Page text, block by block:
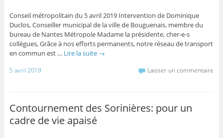
Conseil métropolitain du 5 avril 2019 Intervention de Dominique
Duclos, Conseiller municipal de la ville de Bouguenais, membre du
bureau de Nantes Métropole Madame la présidente, cher-e-s
collègues, Grâce à nos efforts permanents, notre réseau de transport
en commun est … Lire la suite →
5 avril 2019 Laisser un commentaire
Contournement des Sorinières: pour un
cadre de vie apaisé